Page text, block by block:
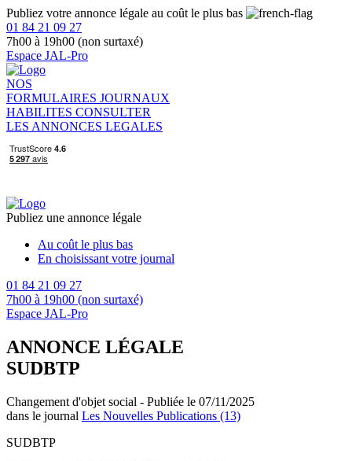
Publiez votre annonce légale au coût le plus bas
01 84 21 09 27
7h00 à 19h00 (non surtaxé)
Espace JAL-Pro
NOS
FORMULAIRES JOURNAUX
HABILITES CONSULTER
LES ANNONCES LEGALES
Publiez une annonce légale
Au coût le plus bas
En choisissant votre journal
01 84 21 09 27
7h00 à 19h00 (non surtaxé)
Espace JAL-Pro
ANNONCE LÉGALE
SUDBTP
Changement d'objet social - Publiée le 07/11/2025
dans le journal Les Nouvelles Publications (13)
SUDBTP